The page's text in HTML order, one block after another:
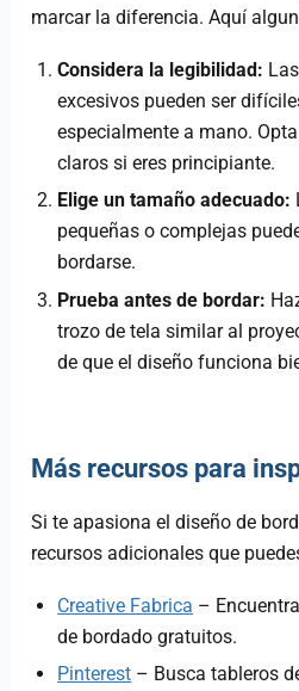
marcar la diferencia. Aquí
Considera la legibilidad:
excesivos pueden ser
especialmente a mano.
claros si eres principiante.
Elige un tamaño adecuado:
pequeñas o complejas
bordarse.
Prueba antes de bordar:
trozo de tela similar al
de que el diseño funciona
Más recursos para
Si te apasiona el diseño de
recursos adicionales que
Creative Fabrica –
de bordado gratuitos.
Pinterest – Busca tableros